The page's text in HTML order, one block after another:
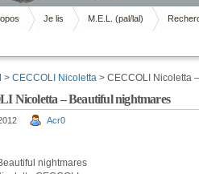
Je lis M.E.L. (pal/lal)
> CECCOLI Nicoletta > CECCOLI Nicoletta
Nicoletta – Beautiful nightmares
Acr0
nightmares